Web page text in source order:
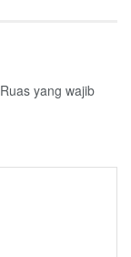
Ruas yang wajib